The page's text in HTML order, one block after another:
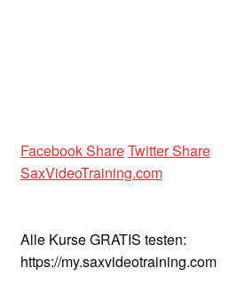
Facebook ShareTwitter Share
SaxVideoTraining.com
Alle Kurse GRATIS testen:
https://my.saxvideotraining.com